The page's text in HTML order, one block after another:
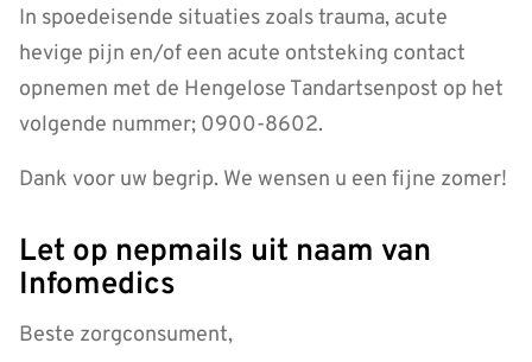
In spoedeisende situaties zoals trauma, acute
hevige pijn en/of een acute ontsteking contact
opnemen met de Hengelose Tandartsenpost op het
volgende nummer; 0900-8602.
Dank voor uw begrip. We wensen u een fijne zomer!
Let op nepmails uit naam van
Infomedics
Beste zorgconsument,